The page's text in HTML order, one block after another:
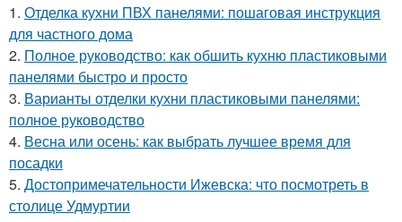
1. Отделка кухни ПВХ панелями: пошаговая инструкция
для частного дома
2. Полное руководство: как обшить кухню пластиковыми
панелями быстро и просто
3. Варианты отделки кухни пластиковыми панелями:
полное руководство
4. Весна или осень: как выбрать лучшее время для
посадки
5. Достопримечательности Ижевска: что посмотреть в
столице Удмуртии